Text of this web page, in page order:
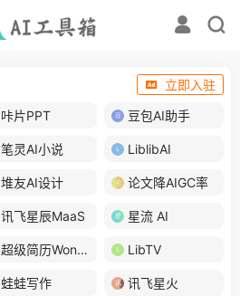
立即入驻
咔片PPT 豆包AI助手
笔灵AI小说 LiblibAI
堆友AI设计 论文降AIGC率
讯飞星辰MaaS 星流 AI
超级简历WonderCV LibTV
蛙蛙写作 讯飞星火